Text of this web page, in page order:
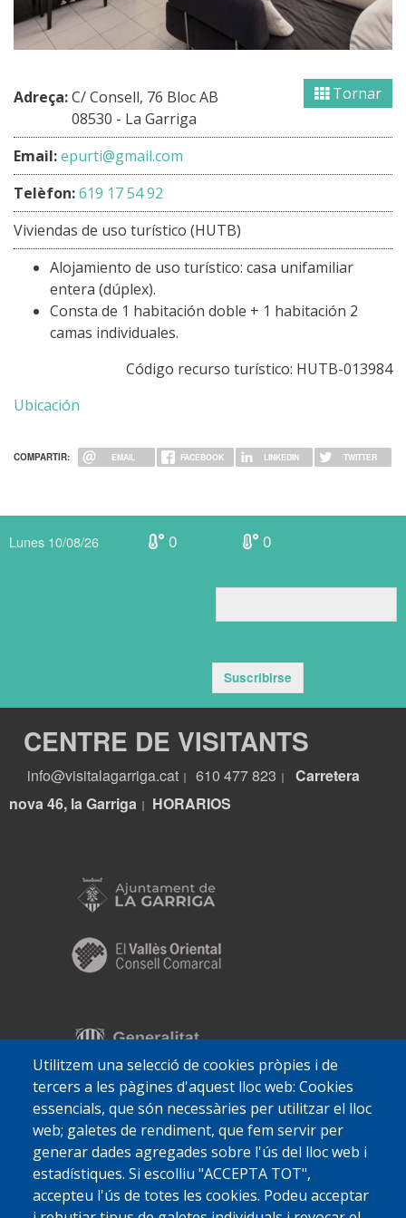
Tornar
Adreça:C/ Consell, 76 Bloc AB
08530 - La Garriga
Email:epurti@gmail.com
Telèfon:619 17 54 92
Viviendas de uso turístico (HUTB)
Alojamiento de uso turístico: casa unifamiliar
entera (dúplex).
Consta de 1 habitación doble + 1 habitación 2
camas individuales.
Código recurso turístico: HUTB-013984
Ubicación
COMPARTIR: EMAIL FACEBOOK LINKEDIN TWITTER
Utilitzem una selecció de cookies pròpies i de
tercers a les pàgines d'aquest lloc web: Cookies
essencials, que són necessàries per utilitzar el lloc
web; galetes de rendiment, que fem servir per
generar dades agregades sobre l'ús del lloc web i
estadístiques. Si escolliu "ACCEPTA TOT",
accepteu l'ús de totes les cookies. Podeu acceptar
Lunes 10/08/26 0 0
Suscribirse
CENTRE DE VISITANTS
info@visitalagarriga.cat 610 477 823
Carretera
nova 46, la Garriga
HORARIOS